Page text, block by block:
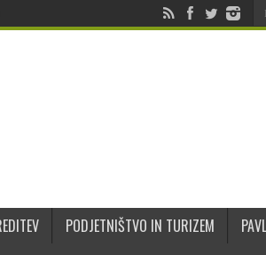
PODJETNIŠTVO IN TURIZEM